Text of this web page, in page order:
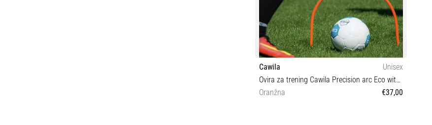
Cawila
Unisex
Ovira za trening Cawila Precision arc Eco with Bag 6er Set
Oranžna
€37,00